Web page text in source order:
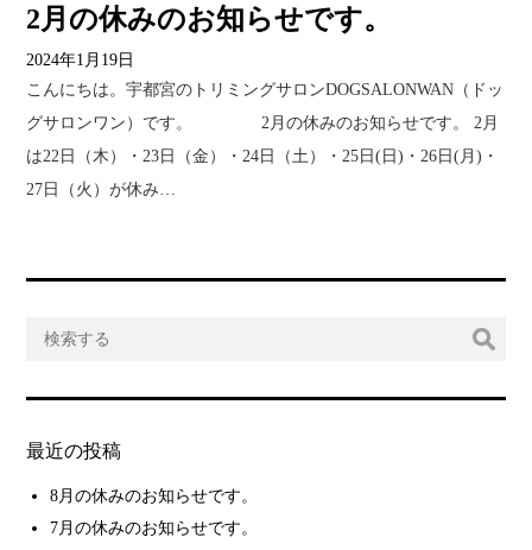
2月の休みのお知らせです。
2024年1月19日
こんにちは。宇都宮のトリミングサロンDOGSALONWAN（ドッ
グサロンワン）です。 2月の休みのお知らせです。 2月
は22日（木）・23日（金）・24日（土）・25日(日)・26日(月)・
27日（火）が休み…
最近の投稿
8月の休みのお知らせです。
7月の休みのお知らせです。